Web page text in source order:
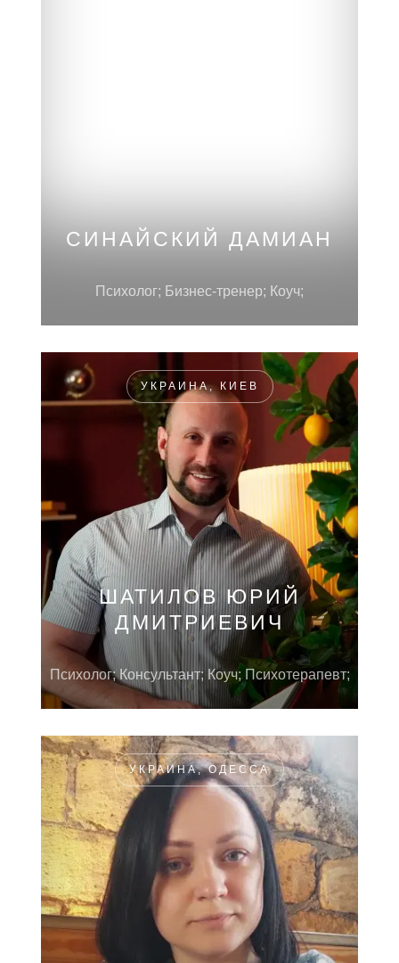
СИНАЙСКИЙ ДАМИАН
Психолог; Бизнес-тренер; Коуч;
УКРАИНА, КИЕВ
ШАТИЛОВ ЮРИЙ
ДМИТРИЕВИЧ
Психолог; Консультант; Коуч; Психотерапевт;
УКРАИНА, ОДЕССА